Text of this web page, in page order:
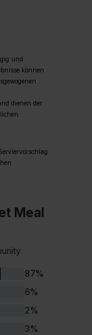
und
können
dienen der
Meal
87%
6%
2%
3%